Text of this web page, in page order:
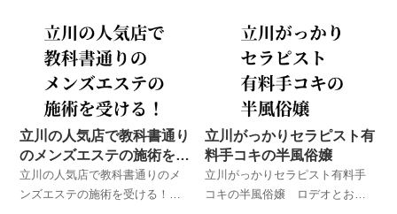
のハプニング体験談！
のハプニング体験談！
立川の人気店で教科書通り
のメンズエステの施術を受
ける！
立川の人気店で教科書通りのメ
ンズエステの施術を受ける！
立川がっかりセラピスト有
料手コキの半風俗嬢
立川がっかりセラピスト有料手
コキの半風俗嬢 ロデオとお友